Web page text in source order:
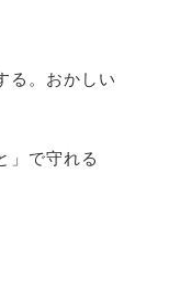
る。おかしい
」で守れる